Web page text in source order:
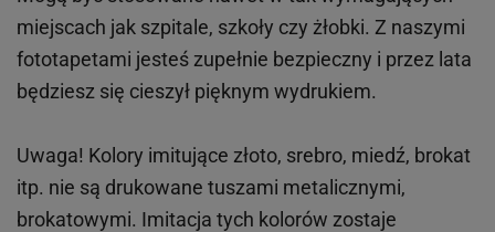
miejscach jak szpitale, szkoły czy żłobki. Z naszymi
fototapetami jesteś zupełnie bezpieczny i przez lata
będziesz się cieszył pięknym wydrukiem.
Uwaga! Kolory imitujące złoto, srebro, miedź, brokat
itp. nie są drukowane tuszami metalicznymi,
brokatowymi. Imitacja tych kolorów zostaje